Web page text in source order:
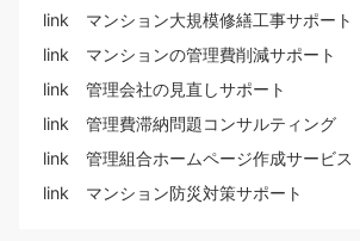
link マンション大規模修繕工事サポート
link マンションの管理費削減サポート
link 管理会社の見直しサポート
link 管理費滞納問題コンサルティング
link 管理組合ホームページ作成サービス
link マンション防災対策サポート